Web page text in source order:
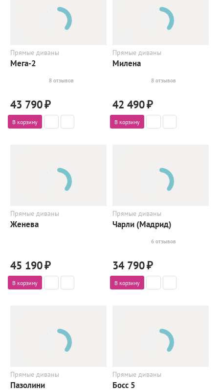
Прямые диваны
Мега-2
8 отзывов
43 790₽
В корзину
Прямые диваны
Милена
8 отзывов
42 490₽
В корзину
Прямые диваны
Женева
45 190₽
В корзину
Прямые диваны
Чарли (Мадрид)
6 отзывов
34 790₽
В корзину
Прямые диваны
Пазолини
Прямые диваны
Босс 5